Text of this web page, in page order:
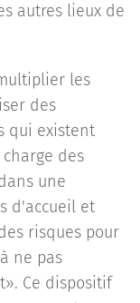
autres lieux de
les
des
qui existent
des
une
d'accueil et
risques pour
ne pas
Ce dispositif